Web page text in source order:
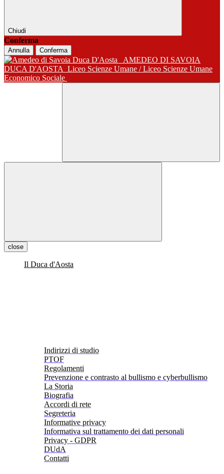
Chiudi
Conferma
Annulla Conferma
AMEDEO DI SAVOIA
DUCA D'AOSTA Liceo Scienze Umane / Liceo Scienze Umane
Economico Sociale
close
Il Duca d'Aosta
Indirizzi di studio
PTOF
Regolamenti
Prevenzione e contrasto al bullismo e cyberbullismo
La Storia
Biografia
Accordi di rete
Segreteria
Informative privacy
Informativa sul trattamento dei dati personali
Privacy - GDPR
DUdA
Contatti